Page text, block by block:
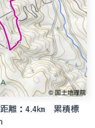
離：4.4㎞ 累積標